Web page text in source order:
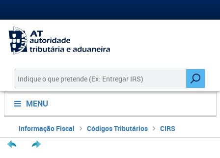
MENU
Informação Fiscal Códigos Tributários CIRS